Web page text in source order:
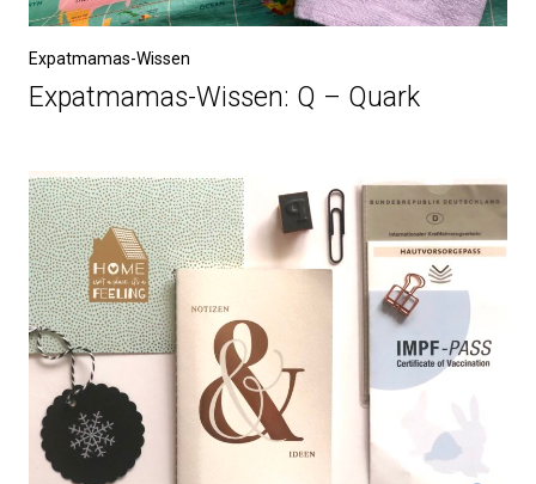
Expatmamas-Wissen
Expatmamas-Wissen: Q – Quark